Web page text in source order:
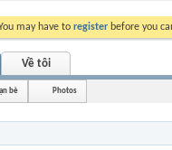
may have to register before you
Về tôi
bè Photos